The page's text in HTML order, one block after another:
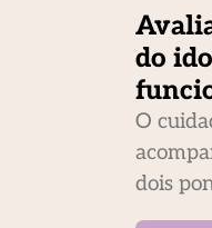
do
O
dois